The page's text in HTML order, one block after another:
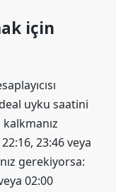
için
uyku saatini
23:46 veya
gerekiyorsa:
02:00